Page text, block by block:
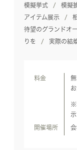
模擬挙式 模擬
アイテム展示
待望のグランドオ
りを
実際の結
料金
※
示
開催場所